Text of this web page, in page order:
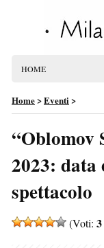
HOME
Home>Eventi>
“Oblomov
2023:
spettacolo
(Voti: 3